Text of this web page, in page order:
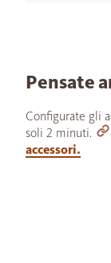
Pensate
Configurate gli
soli 2 minuti.
accessori.